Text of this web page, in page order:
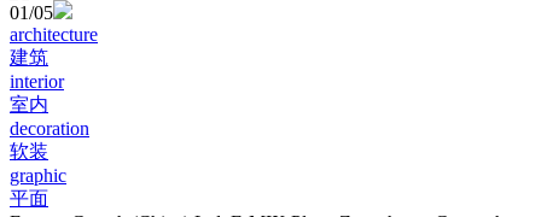
01/05
architecture
建筑
interior
室内
decoration
软装
graphic
平面